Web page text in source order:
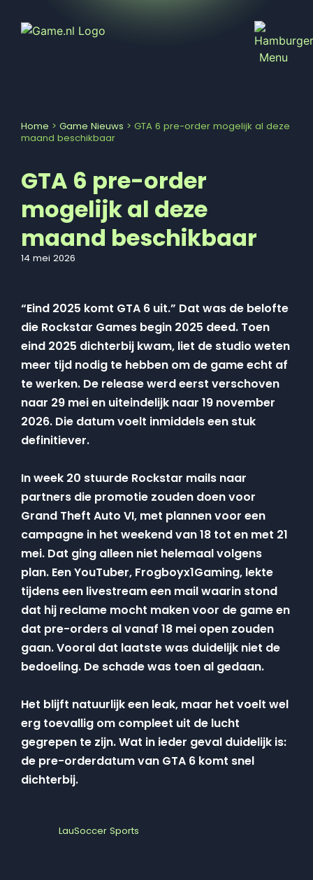
Home > Game Nieuws > GTA 6 pre-order mogelijk al deze
maand beschikbaar
GTA 6 pre-order
mogelijk al deze
maand beschikbaar
14 mei 2026
“Eind 2025 komt GTA 6 uit.” Dat was de belofte
die Rockstar Games begin 2025 deed. Toen
eind 2025 dichterbij kwam, liet de studio weten
meer tijd nodig te hebben om de game echt af
te werken. De release werd eerst verschoven
naar 29 mei en uiteindelijk naar 19 november
2026. Die datum voelt inmiddels een stuk
definitiever.
In week 20 stuurde Rockstar mails naar
partners die promotie zouden doen voor
Grand Theft Auto VI, met plannen voor een
campagne in het weekend van 18 tot en met 21
mei. Dat ging alleen niet helemaal volgens
plan. Een YouTuber, Frogboyx1Gaming, lekte
tijdens een livestream een mail waarin stond
dat hij reclame mocht maken voor de game en
dat pre-orders al vanaf 18 mei open zouden
gaan. Vooral dat laatste was duidelijk niet de
bedoeling. De schade was toen al gedaan.
Het blijft natuurlijk een leak, maar het voelt wel
erg toevallig om compleet uit de lucht
gegrepen te zijn. Wat in ieder geval duidelijk is:
de pre-orderdatum van GTA 6 komt snel
dichterbij.
LauSoccer Sports